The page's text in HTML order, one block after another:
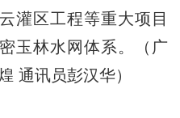
灌区工程等重大项目
玉林水网体系。（广
通讯员彭汉华）